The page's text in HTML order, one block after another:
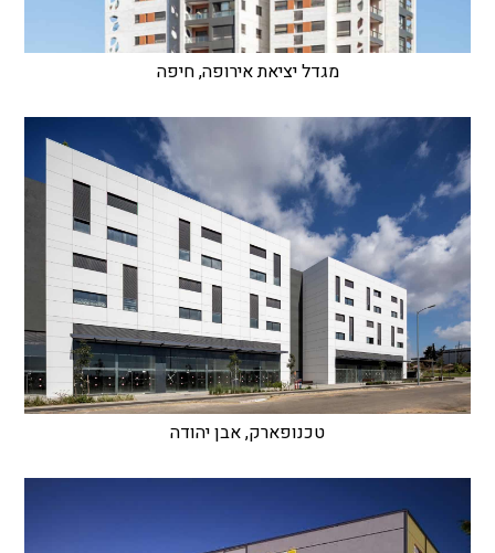
מגדל יציאת אירופה, חיפה
טכנופארק, אבן יהודה